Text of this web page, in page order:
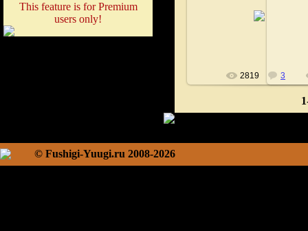
This feature is for Premium
users only!
2819 3
© Fushigi-Yuugi.ru 2008-2026